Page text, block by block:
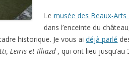
Le musée des Beaux-Arts
dans l’enceinte du
historique. Je vous ai déjà parlé
Leiris et Illiazd, qui ont lieu jusqu’au